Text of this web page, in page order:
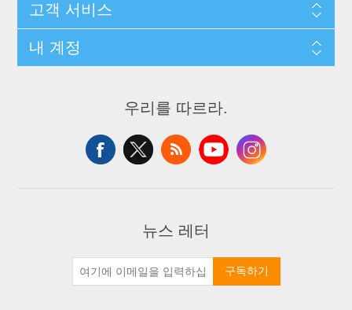
고객 서비스
내 계정
우리를 따르라.
뉴스 레터
구독하기